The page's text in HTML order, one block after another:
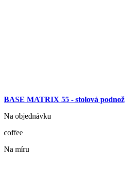
BASE MATRIX 55 - stolová podnož
Na objednávku
coffee
Na míru